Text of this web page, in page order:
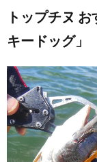
トップチヌ
キードッグ」